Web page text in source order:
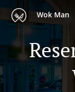
Wok Man